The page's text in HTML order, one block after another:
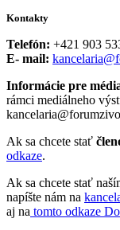
Kontakty
Telefón: +421 903
E- mail:
Informácie pre
rámci mediálneho
Ak sa chcete stať
odkaze.
Ak sa chcete stať
napíšte nám na
aj na tomto odkaze